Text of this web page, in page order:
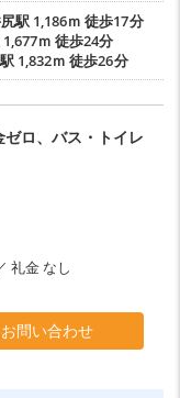
駅1,186ｍ 徒歩17分
1,677ｍ 徒歩24分
1,832ｍ 徒歩26分
ロ、バス・トイレ
礼金 なし
お問い合わせ